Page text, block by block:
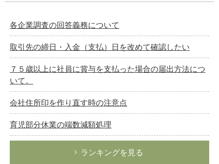
各企業調査の回答義務について
取引先の締日・入金（支払）日を改めて確認したい
７５歳以上に社員に賞与を支払った場合の届出方法につ
いて。
会社住所印を作り直す時の注意点
育児部分休業の端数減額処理
ランキングを見る